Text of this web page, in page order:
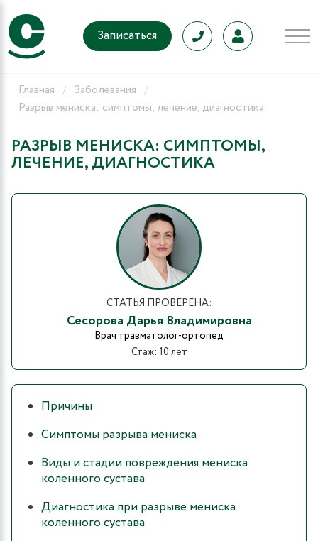
Записаться
Главная
Заболевания
Разрыв мениска: симптомы, лечение, диагностика
РАЗРЫВ МЕНИСКА: СИМПТОМЫ,
ЛЕЧЕНИЕ, ДИАГНОСТИКА
СТАТЬЯ ПРОВЕРЕНА:
Сесорова Дарья Владимировна
Врач травматолог-ортопед
Стаж: 10 лет
Причины
Симптомы разрыва мениска
Виды и стадии повреждения мениска
коленного сустава
Диагностика при разрыве мениска
коленного сустава